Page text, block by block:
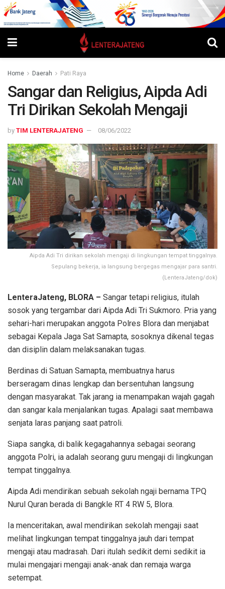
Home Daerah Pati Raya
Sangar dan Religius, Aipda Adi
Tri Dirikan Sekolah Mengaji
by TIM LENTERAJATENG 08/06/2022
Aipda Adi Tri dirikan sekolah mengaji di lingkungan tempat tinggalnya.
Sepulang bekerja, ia langsung bergegas mengajar para santri.
(LenteraJateng/dok)
LenteraJateng, BLORA – Sangar tetapi religius, itulah
sosok yang tergambar dari Aipda Adi Tri Sukmoro. Pria yang
sehari-hari merupakan anggota Polres Blora dan menjabat
sebagai Kepala Jaga Sat Samapta, sosoknya dikenal tegas
dan disiplin dalam melaksanakan tugas.
Berdinas di Satuan Samapta, membuatnya harus
berseragam dinas lengkap dan bersentuhan langsung
dengan masyarakat. Tak jarang ia menampakan wajah gagah
dan sangar kala menjalankan tugas. Apalagi saat membawa
senjata laras panjang saat patroli.
Siapa sangka, di balik kegagahannya sebagai seorang
anggota Polri, ia adalah seorang guru mengaji di lingkungan
tempat tinggalnya.
Aipda Adi mendirikan sebuah sekolah ngaji bernama TPQ
Nurul Quran berada di Bangkle RT 4 RW 5, Blora.
Ia menceritakan, awal mendirikan sekolah mengaji saat
melihat lingkungan tempat tinggalnya jauh dari tempat
mengaji atau madrasah. Dari itulah sedikit demi sedikit ia
mulai mengajari mengaji anak-anak dan remaja warga
setempat.